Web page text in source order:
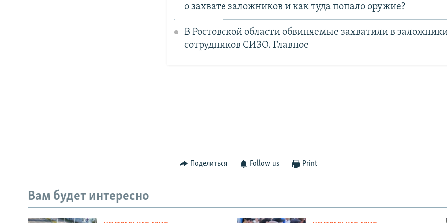
о захвате заложников и как туда попало оружие?
В Ростовской области обвиняемые захватили в
сотрудников СИЗО. Главное
Поделиться Follow us Print
Вам будет интересно